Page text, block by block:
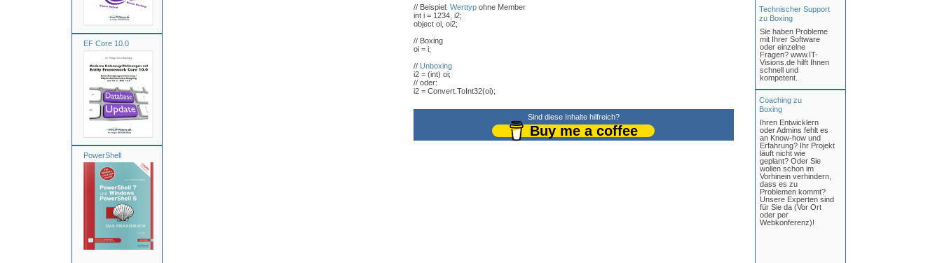
EF Core 10.0
PowerShell
// Beispiel: Werttypohne Member
int i = 1234, i2;
object oi, oi2;
// Boxing
oi = i;
// Unboxing
i2 = (int) oi;
// oder:
i2 = Convert.ToInt32(oi);
Sind diese Inhalte hilfreich?
Buy me a coffee
Technischer Support
zu Boxing
Sie haben Probleme
mit Ihrer Software
oder einzelne
Fragen? www.IT-
Visions.de hilft Ihnen
schnell und
kompetent.
Coaching zu
Boxing
Ihren Entwicklern
oder Admins fehlt es
an Know-how und
Erfahrung? Ihr Projekt
läuft nicht wie
geplant? Oder Sie
wollen schon im
Vorhinein verhindern,
dass es zu
Problemen kommt?
Unsere Experten sind
für Sie da (Vor Ort
oder per
Webkonferenz)!